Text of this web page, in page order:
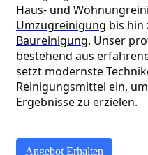
Haus- und
Umzugreinigung
Baureinigung. Unser
bestehend aus
setzt modernste
Reinigungsmittel ein,
Ergebnisse zu erzielen.
Angebot Erhalten